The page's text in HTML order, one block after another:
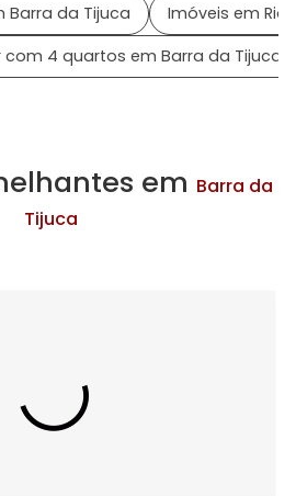
Barra da Tijuca
Imóveis em Rio
4 quartos em Barra da Tijuca
em Barra da
Tijuca